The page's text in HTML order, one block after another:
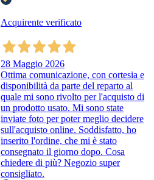
Acquirente verificato
28 Maggio 2026
Ottima comunicazione, con cortesia e
disponibilità da parte del reparto al
quale mi sono rivolto per l'acquisto di
un prodotto usato. Mi sono state
inviate foto per poter meglio decidere
sull'acquisto online. Soddisfatto, ho
inserito l'ordine, che mi è stato
consegnato il giorno dopo. Cosa
chiedere di più? Negozio super
consigliato.